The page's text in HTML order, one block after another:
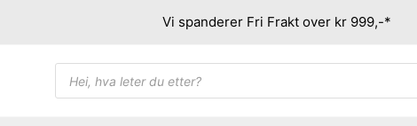
Vi spanderer Fri Frakt over kr 999,-*
Products
search